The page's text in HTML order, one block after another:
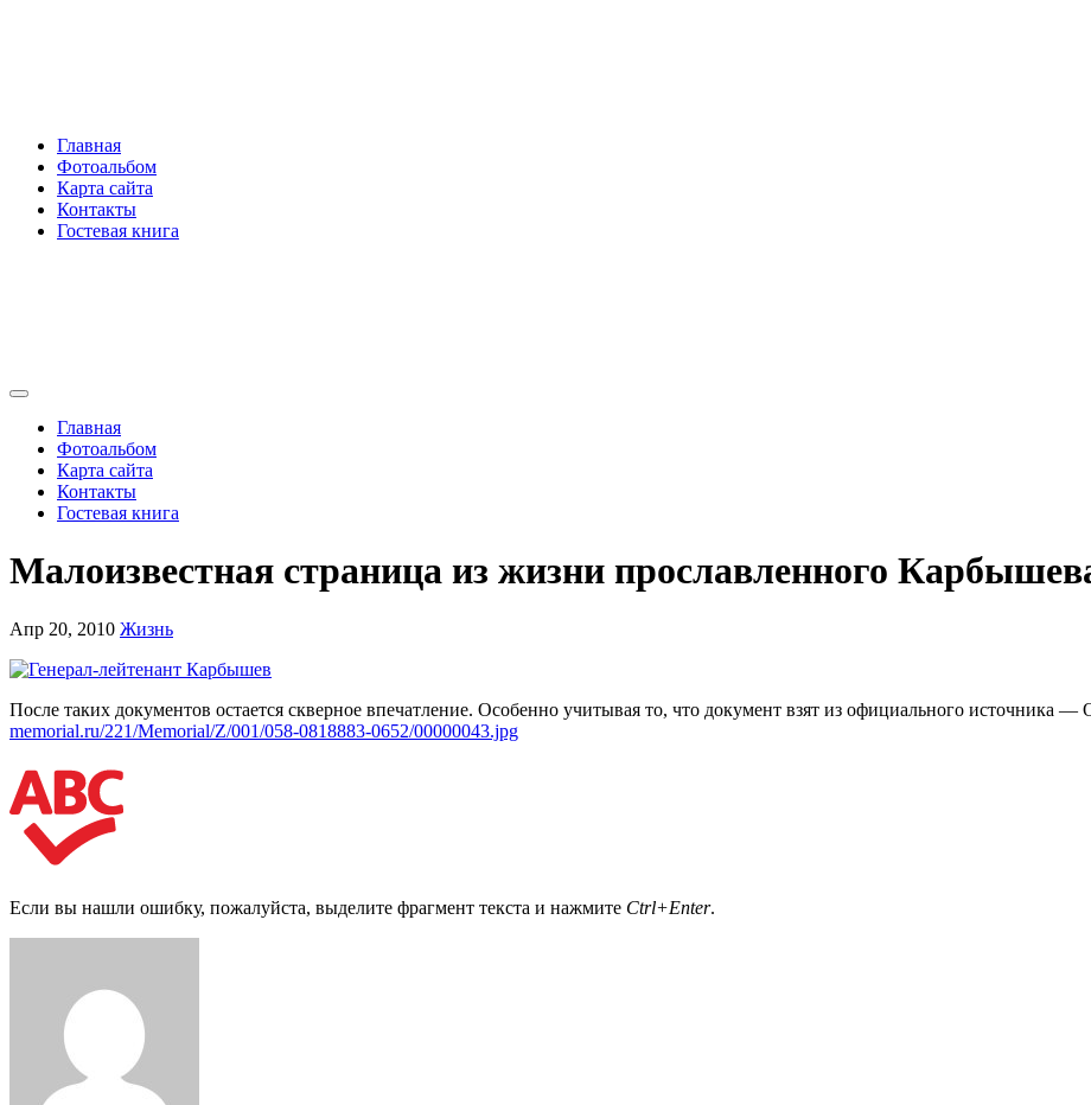
Главная
Фотоальбом
Карта сайта
Контакты
Гостевая книга
Главная
Фотоальбом
Карта сайта
Контакты
Гостевая книга
Малоизвестная страница из жизни прославленного
Апр 20, 2010 Жизнь
После таких документов остается скверное впечатление. Особенно учитывая то, что документ взят из официального
memorial.ru/221/Memorial/Z/001/058-0818883-0652/00000043.jpg
Если вы нашли ошибку, пожалуйста, выделите фрагмент текста и нажмите Ctrl+Enter.